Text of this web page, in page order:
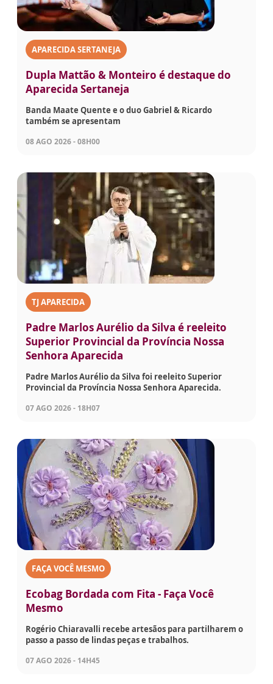
APARECIDA SERTANEJA
Dupla Mattão & Monteiro é destaque do
Aparecida Sertaneja
Banda Maate Quente e o duo Gabriel & Ricardo
também se apresentam
08 AGO 2026 - 08H00
TJ APARECIDA
Padre Marlos Aurélio da Silva é reeleito
Superior Provincial da Província Nossa
Senhora Aparecida
Padre Marlos Aurélio da Silva foi reeleito Superior
Provincial da Província Nossa Senhora Aparecida.
07 AGO 2026 - 18H07
FAÇA VOCÊ MESMO
Ecobag Bordada com Fita - Faça Você
Mesmo
Rogério Chiaravalli recebe artesãos para partilharem o
passo a passo de lindas peças e trabalhos.
07 AGO 2026 - 14H45